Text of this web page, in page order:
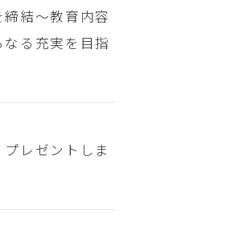
結～教育内容
る充実を目指
レゼントしま